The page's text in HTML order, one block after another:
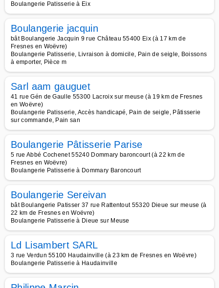
Boulangerie Patisserie à Eix
Boulangerie jacquin
bât Boulangerie Jacquin 9 rue Château 55400 Eix (à 17 km de
Fresnes en Woëvre)
Boulangerie Patisserie, Livraison à domicile, Pain de seigle, Boissons
à emporter, Pièce m
Sarl aam gauguet
41 rue Gén de Gaulle 55300 Lacroix sur meuse (à 19 km de Fresnes
en Woëvre)
Boulangerie Patisserie, Accès handicapé, Pain de seigle, Pâtisserie
sur commande, Pain san
Boulangerie Pâtisserie Parise
5 rue Abbé Cochenet 55240 Dommary baroncourt (à 22 km de
Fresnes en Woëvre)
Boulangerie Patisserie à Dommary Baroncourt
Boulangerie Sereivan
bât Boulangerie Patisser 37 rue Rattentout 55320 Dieue sur meuse (à
22 km de Fresnes en Woëvre)
Boulangerie Patisserie à Dieue sur Meuse
Ld Lisambert SARL
3 rue Verdun 55100 Haudainville (à 23 km de Fresnes en Woëvre)
Boulangerie Patisserie à Haudainville